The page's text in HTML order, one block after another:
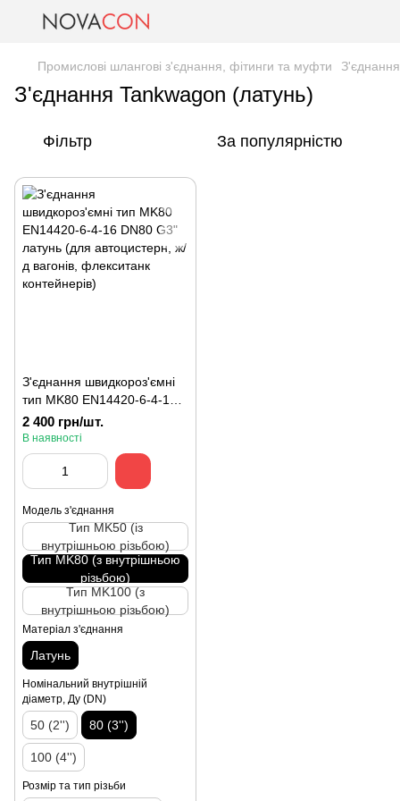
Промислові шлангові з'єднання, фітинги та муфти
З'єднання Tankwagon (латунь)
Фільтр За популярністю
З'єднання швидкороз'ємні
тип MK80 EN14420-6-4-16
DN80 G3" латунь (для
автоцистерн, ж/д вагонів,
флекситанк контейнерів)
2 400 грн/шт.
В наявності
Модель з'єднання
Тип MK50 (із
внутрішньою різьбою)
Тип MK80 (з внутрішньою
різьбою)
Тип MK100 (з
внутрішньою різьбою)
Матеріал з'єднання
Латунь
Номінальний внутрішній
діаметр, Ду (DN)
50 (2'') 80 (3'')
100 (4'')
Розмір та тип різьби